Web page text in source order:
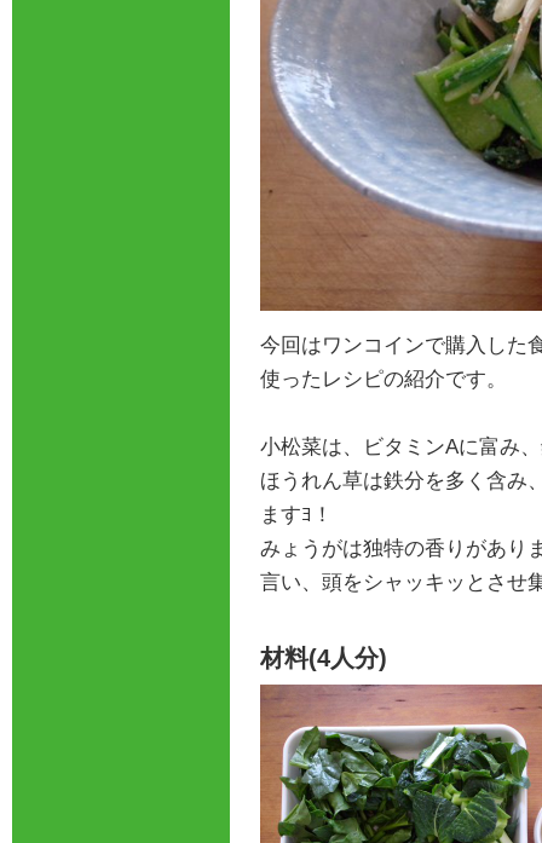
今回はワンコインで購入した
使ったレシピの紹介です。
小松菜は、ビタミンAに富み
ほうれん草は鉄分を多く含み
ますﾖ！
みょうがは独特の香りがあり
言い、頭をシャッキッとさせ
材料(4人分)